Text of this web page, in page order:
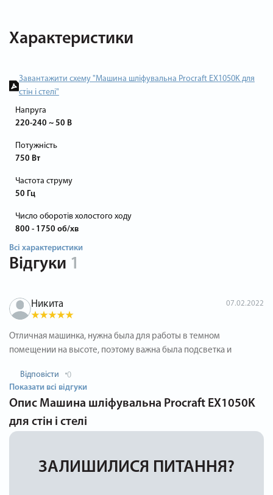
Характеристики
Завантажити схему "Машина шліфувальна Procraft EX1050K для
стін і стелі"
Напруга
220-240 ~ 50 В
Потужність
750 Вт
Частота струму
50 Гц
Число оборотів холостого ходу
800 - 1750 об/хв
Всі характеристики
Відгуки 1
Никита 07.02.2022
Отличная машинка, нужна была для работы в темном
помещении на высоте, поэтому важна была подсветка и
Відповісти
0
Показати всі відгуки
Опис Машина шліфувальна Procraft EX1050K
для стін і стелі
ЗАЛИШИЛИСЯ ПИТАННЯ?